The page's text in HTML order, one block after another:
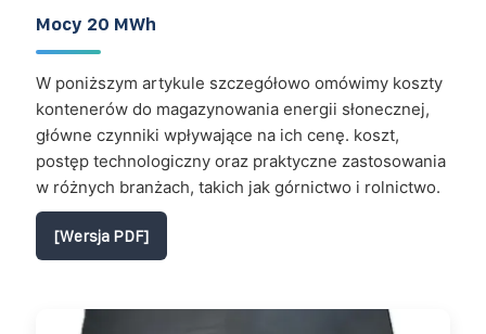
Mocy 20 MWh
W poniższym artykule szczegółowo omówimy koszty
kontenerów do magazynowania energii słonecznej,
główne czynniki wpływające na ich cenę. koszt,
postęp technologiczny oraz praktyczne zastosowania
w różnych branżach, takich jak górnictwo i rolnictwo.
[Wersja PDF]